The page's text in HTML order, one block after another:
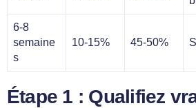
6-8
semaine
s
10-15% 45-50%
Étape 1 : Qualifiez